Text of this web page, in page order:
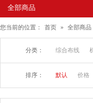
全部商品
您当前的位置： 首页 » 全部商品
分类： 综合布线
排序： 默认 价格